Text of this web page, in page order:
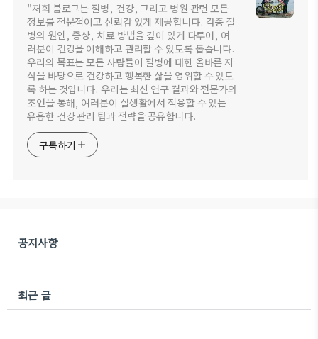
"저희 블로그는 질병, 건강, 그리고 병원 관련 모든
정보를 전문적이고 신뢰감 있게 제공합니다. 각종 질
병의 원인, 증상, 치료 방법을 깊이 있게 다루어, 여
러분이 건강을 이해하고 관리할 수 있도록 돕습니다.
우리의 목표는 모든 사람들이 질병에 대한 올바른 지
식을 바탕으로 건강하고 행복한 삶을 영위할 수 있도
록 하는 것입니다. 우리는 최신 연구 결과와 전문가의
조언을 통해, 여러분이 실생활에서 적용할 수 있는
유용한 건강 관리 팁과 전략을 공유합니다.
구독하기
공지사항
최근 글